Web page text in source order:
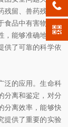
残留、兽药残留、
品中有害物质的
，能够准确地鉴定
供了可靠的科学依
的应用。生命科
分离和鉴定，对分
分离效率，能够快
提供了重要的实验